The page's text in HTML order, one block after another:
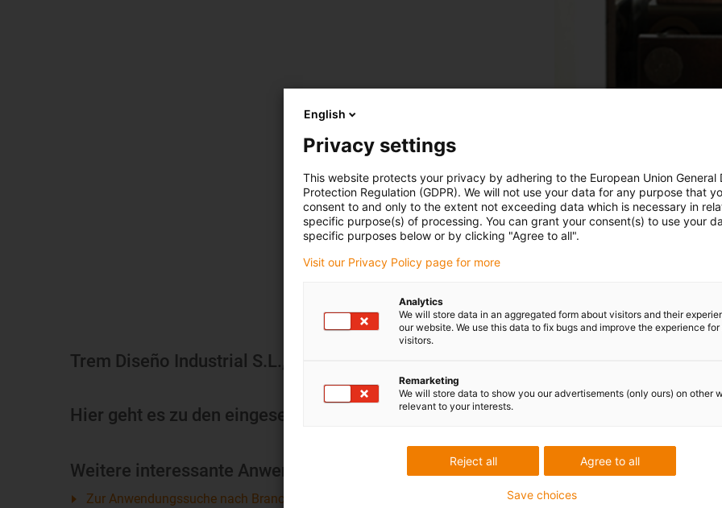
Trem Diseño Industrial S.L., Roberto Domínguez, Madrid, Spain
Hier geht es zu den eingesetzten Produkten
Weitere interessante Anwendungen aus den verschiedensten Bereichen finden Sie
Zur Anwendungssuche nach Branche und Einsatzfall
English
Privacy settings
This website protects your privacy by adhering to the European Union General
Protection Regulation (GDPR). We will not use your data for any purpose that
consent to and only to the extent not exceeding data which is necessary in
specific purpose(s) of processing. You can grant your consent(s) to use your
specific purposes below or by clicking "Agree to all".
Visit our Privacy Policy page for more
Analytics
We will store data in an aggregated form about visitors and their
our website. We use this data to fix bugs and improve the experience for
visitors.
Remarketing
We will store data to show you our advertisements (only ours) on other
relevant to your interests.
Agree to all
Reject all
Save choices